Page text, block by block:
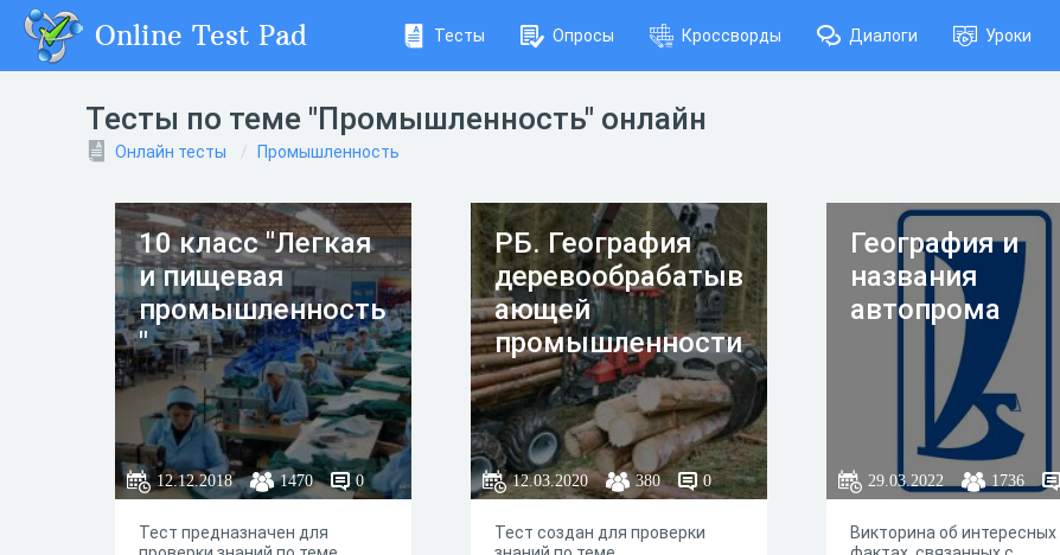
Online Test Pad Тесты Опросы Кроссворды Диалоги Уроки
Тесты по теме "Промышленность" онлайн
Онлайн тесты Промышленность
10 класс "Легкая
и пищевая
промышленность
"
12.12.2018 1470 0
Тест предназначен для
РБ. География
деревообрабатыв
ающей
промышленности
12.03.2020 380 0
Тест создан для проверки
География и
названия
автопрома
29.03.2022 1736
Викторина об интересных